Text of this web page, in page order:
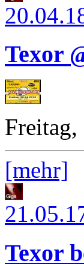
Texor
[mehr]
Texor